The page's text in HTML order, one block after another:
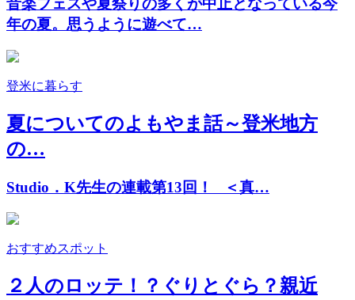
音楽フェスや夏祭りの多くが中止となっている今
年の夏。思うように遊べて…
登米に暮らす
夏についてのよもやま話～登米地方
の…
Studio．K先生の連載第13回！ ＜真…
おすすめスポット
２人のロッテ！？ぐりとぐら？親近